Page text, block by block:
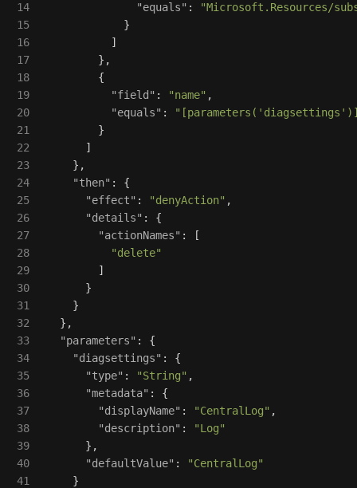
14
15
16
17
18
19
20
21
22
23
24
25
26
27
28
29
30
31
32
33
34
35
36
37
38
39
40
41
"equals" :
"Microsoft.Resources/
}
]
},
{
"field" : "name" ,
"equals" :
}
]
},
"then" :
{
"effect" : "denyAction" ,
"details" :
{
"actionNames" :
[
"delete"
]
}
}
},
"parameters" :
{
"diagsettings" :
{
"type" : "String" ,
"metadata" :
{
"displayName" : "CentralLog" ,
"description" :
"Log"
},
"defaultValue" :
"CentralLog"
}